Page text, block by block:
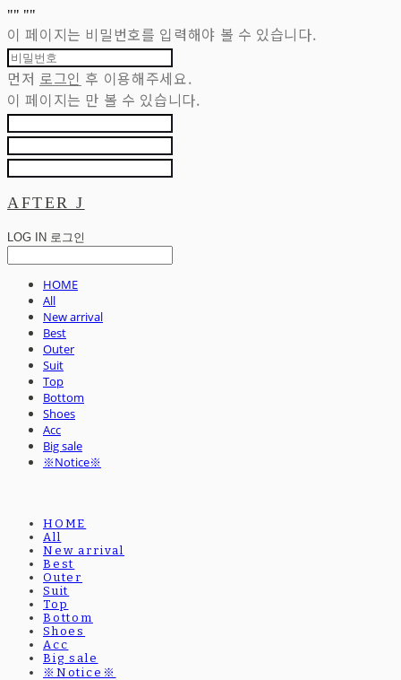
"" ""
이 페이지는 비밀번호를 입력해야 볼 수 있습니다.
먼저 로그인 후 이용해주세요.
이 페이지는 만 볼 수 있습니다.
AFTER J
LOG IN 로그인
HOME
All
New arrival
Best
Outer
Suit
Top
Bottom
Shoes
Acc
Big sale
※Notice※
HOME
All
New arrival
Best
Outer
Suit
Top
Bottom
Shoes
Acc
Big sale
※Notice※